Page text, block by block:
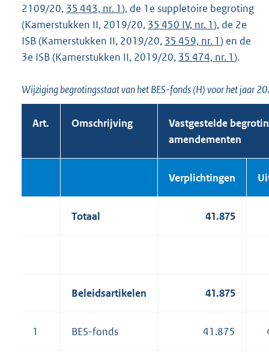
2109/20, 35 443, nr. 1), de 1e suppletoire begroting
(Kamerstukken II, 2019/20, 35 450 IV, nr. 1), de 2e
ISB (Kamerstukken II, 2019/20, 35 459, nr. 1) en de
3e ISB (Kamerstukken II, 2019/20, 35 474, nr. 1).
Wijziging begrotingsstaat van het BES-fonds (H) voor het jaar
Art. Omschrijving
Vastgestelde
amendementen
Verplichtingen
Totaal 41.875
Beleidsartikelen 41.875
1 BES-fonds 41.875